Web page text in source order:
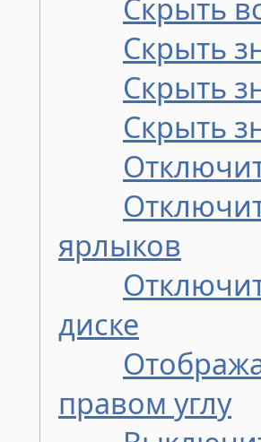
Скрыть
Скрыть
Скрыть
Скрыть
ярлыков
диске
правом углу